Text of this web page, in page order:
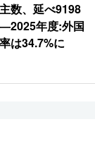
数、延べ9198
年度:外国
は34.7%に